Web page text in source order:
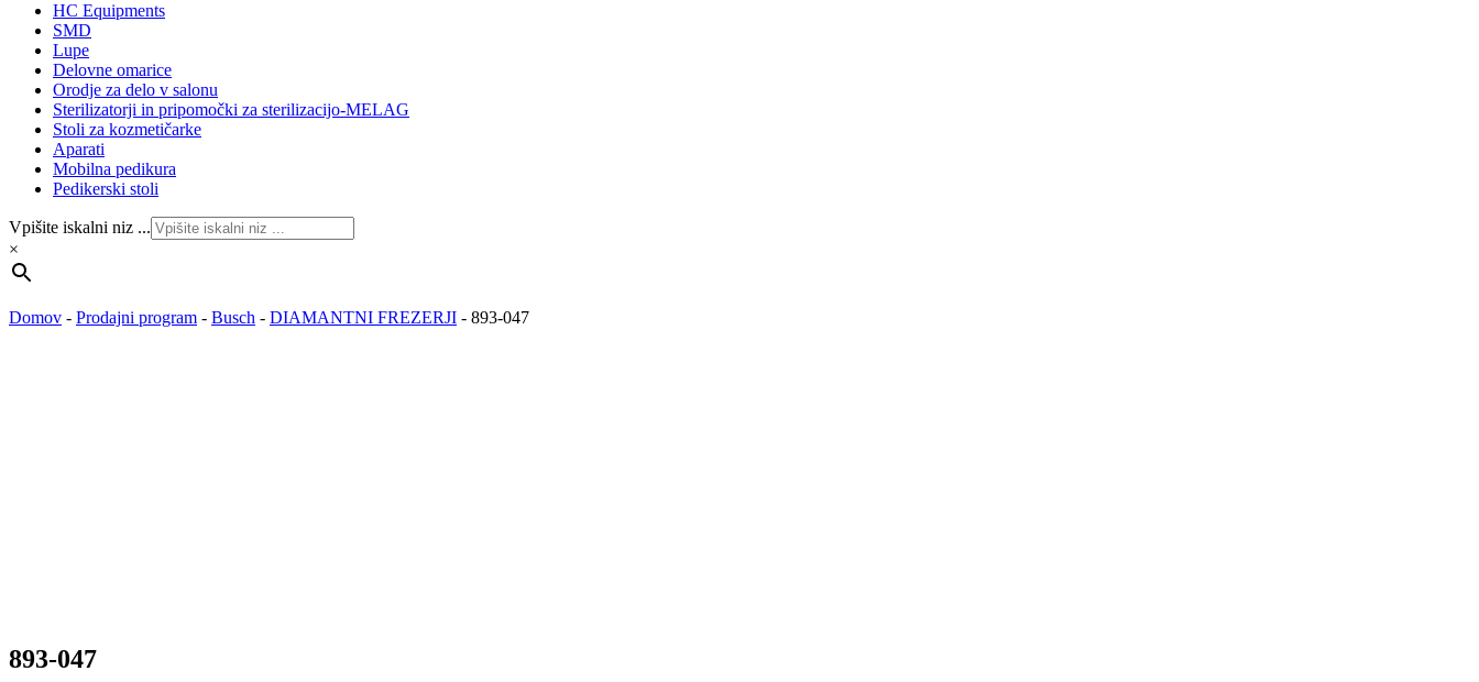
HC Equipments
SMD
Lupe
Delovne omarice
Orodje za delo v salonu
Sterilizatorji in pripomočki za sterilizacijo-MELAG
Stoli za kozmetičarke
Aparati
Mobilna pedikura
Pedikerski stoli
Vpišite iskalni niz ...
×
Domov - Prodajni program - Busch - DIAMANTNI FREZERJI - 893-047
893-047